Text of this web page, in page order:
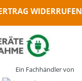
WIDERRUFEN
Ein Fachhändler von